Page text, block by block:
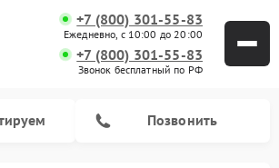
+7 (800) 301-55-83
Ежедневно, с 10:00 до 20:00
+7 (800) 301-55-83
Звонок бесплатный по РФ
Позвонить